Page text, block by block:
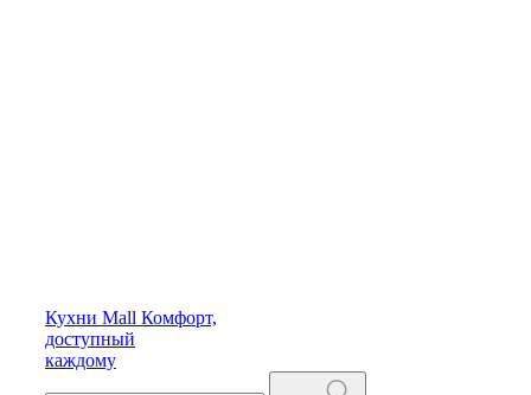
Кухни Mall Комфорт,
доступный
каждому